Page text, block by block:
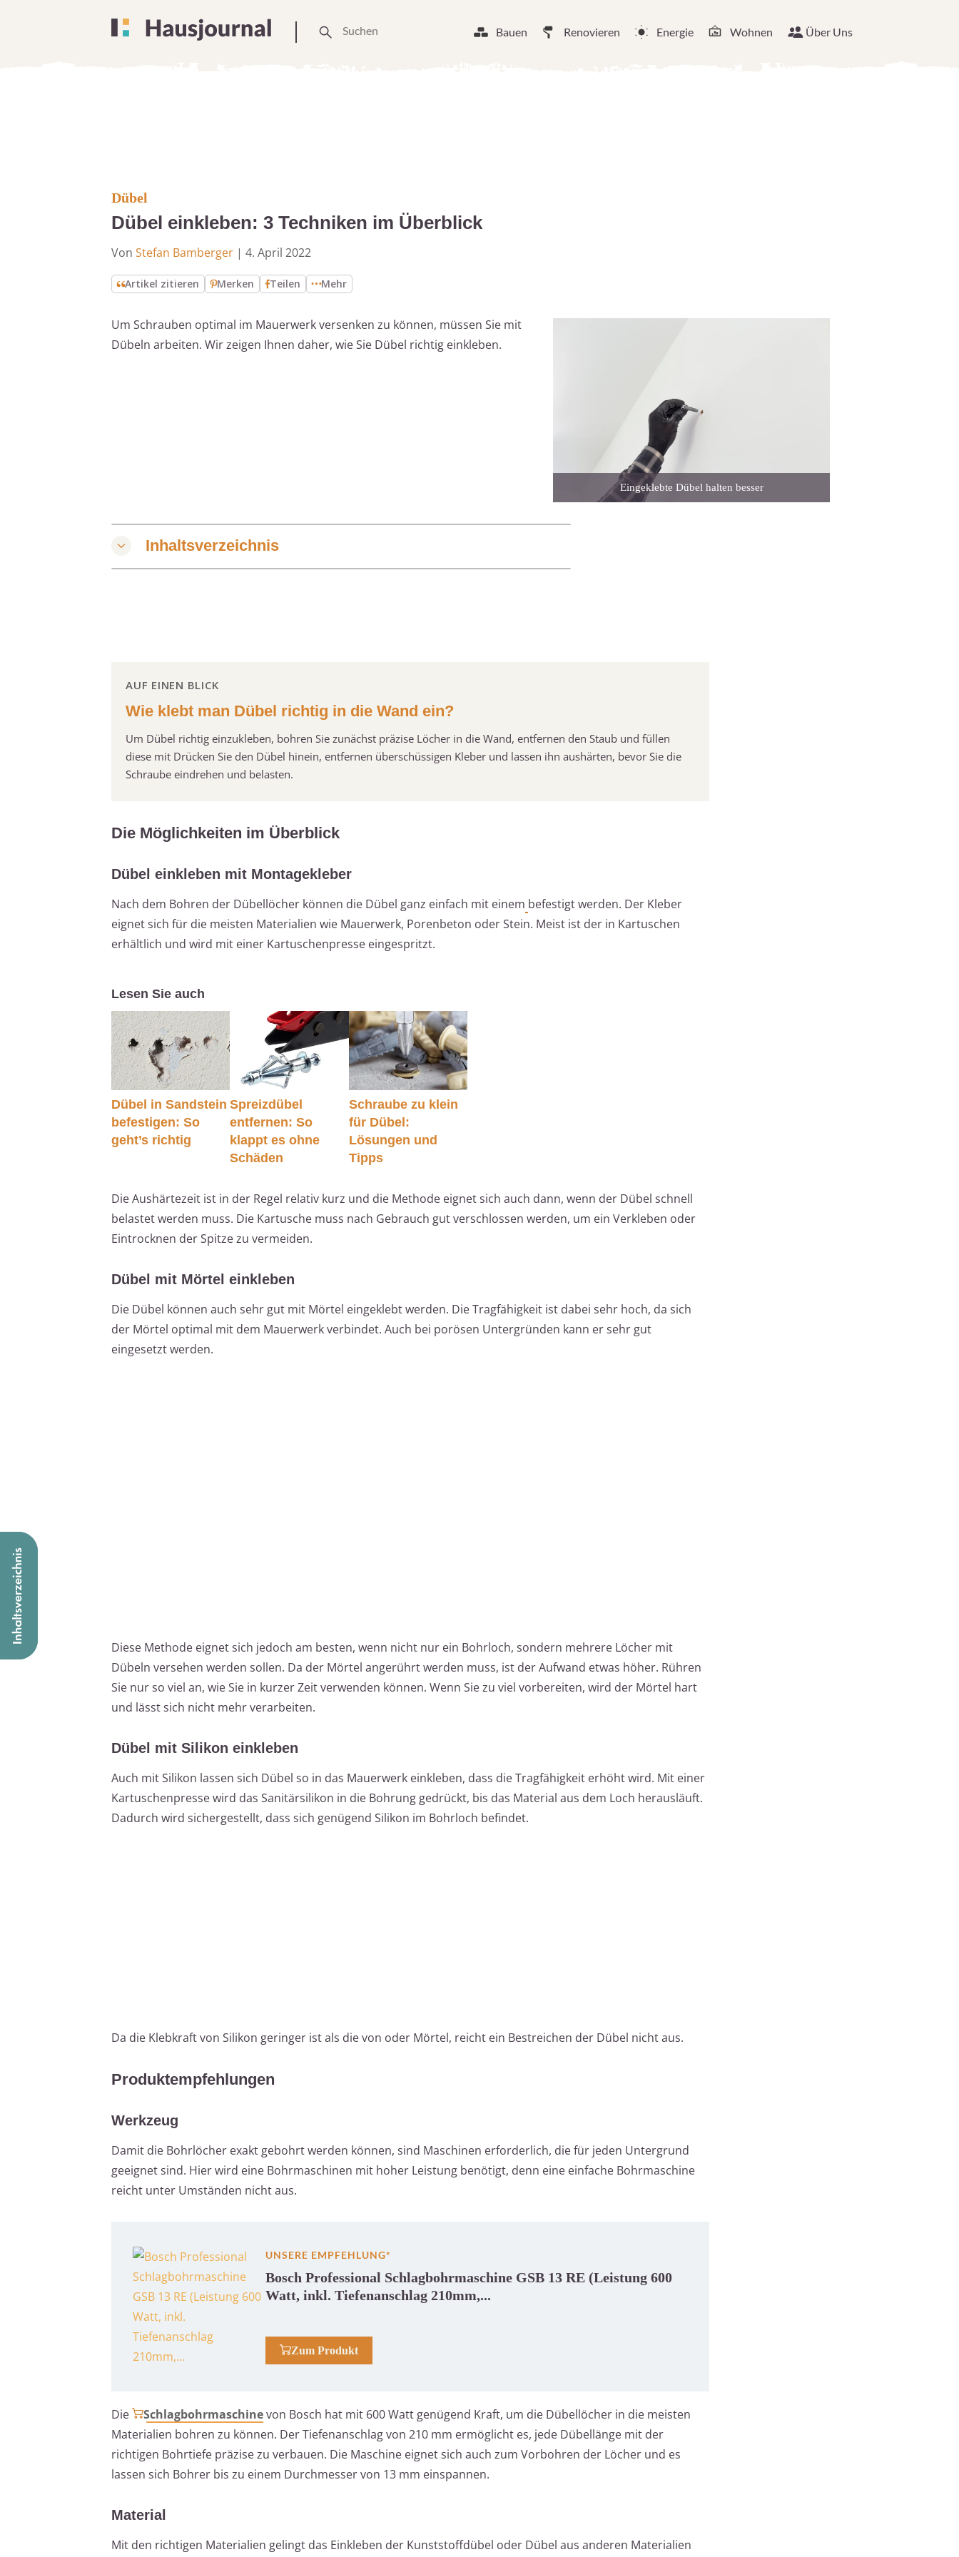
Bauen Renovieren Energie Wohnen Über Uns
Dübel
Dübel einkleben: 3 Techniken im Überblick
Von Stefan Bamberger | 4. April 2022
Artikel zitieren Merken Teilen Mehr
Um Schrauben optimal im Mauerwerk versenken zu können, müssen Sie mit
Dübeln arbeiten. Wir zeigen Ihnen daher, wie Sie Dübel richtig einkleben.
Eingeklebte Dübel halten besser
Inhaltsverzeichnis
AUF EINEN BLICK
Wie klebt man Dübel richtig in die Wand ein?
Um Dübel richtig einzukleben, bohren Sie zunächst präzise Löcher in die Wand, entfernen den Staub und füllen
diese mit Drücken Sie den Dübel hinein, entfernen überschüssigen Kleber und lassen ihn aushärten, bevor Sie die
Schraube eindrehen und belasten.
Die Möglichkeiten im Überblick
Dübel einkleben mit Montagekleber
Nach dem Bohren der Dübellöcher können die Dübel ganz einfach mit einem befestigt werden. Der Kleber
eignet sich für die meisten Materialien wie Mauerwerk, Porenbeton oder Stein. Meist ist der in Kartuschen
erhältlich und wird mit einer Kartuschenpresse eingespritzt.
Lesen Sie auch
Dübel in Sandstein
befestigen: So
geht’s richtig
Spreizdübel
entfernen: So
klappt es ohne
Schäden
Schraube zu klein
für Dübel:
Lösungen und
Tipps
Die Aushärtezeit ist in der Regel relativ kurz und die Methode eignet sich auch dann, wenn der Dübel schnell
belastet werden muss. Die Kartusche muss nach Gebrauch gut verschlossen werden, um ein Verkleben oder
Eintrocknen der Spitze zu vermeiden.
Dübel mit Mörtel einkleben
Die Dübel können auch sehr gut mit Mörtel eingeklebt werden. Die Tragfähigkeit ist dabei sehr hoch, da sich
der Mörtel optimal mit dem Mauerwerk verbindet. Auch bei porösen Untergründen kann er sehr gut
eingesetzt werden.
Diese Methode eignet sich jedoch am besten, wenn nicht nur ein Bohrloch, sondern mehrere Löcher mit
Dübeln versehen werden sollen. Da der Mörtel angerührt werden muss, ist der Aufwand etwas höher. Rühren
Sie nur so viel an, wie Sie in kurzer Zeit verwenden können. Wenn Sie zu viel vorbereiten, wird der Mörtel hart
und lässt sich nicht mehr verarbeiten.
Dübel mit Silikon einkleben
Auch mit Silikon lassen sich Dübel so in das Mauerwerk einkleben, dass die Tragfähigkeit erhöht wird. Mit einer
Kartuschenpresse wird das Sanitärsilikon in die Bohrung gedrückt, bis das Material aus dem Loch herausläuft.
Dadurch wird sichergestellt, dass sich genügend Silikon im Bohrloch befindet.
Da die Klebkraft von Silikon geringer ist als die von oder Mörtel, reicht ein Bestreichen der Dübel nicht aus.
Produktempfehlungen
Werkzeug
Damit die Bohrlöcher exakt gebohrt werden können, sind Maschinen erforderlich, die für jeden Untergrund
geeignet sind. Hier wird eine Bohrmaschinen mit hoher Leistung benötigt, denn eine einfache Bohrmaschine
reicht unter Umständen nicht aus.
UNSERE EMPFEHLUNG*
Bosch Professional Schlagbohrmaschine GSB 13 RE (Leistung 600
Watt, inkl. Tiefenanschlag 210mm,...
Zum Produkt
Die Schlagbohrmaschinevon Bosch hat mit 600 Watt genügend Kraft, um die Dübellöcher in die meisten
Materialien bohren zu können. Der Tiefenanschlag von 210 mm ermöglicht es, jede Dübellänge mit der
richtigen Bohrtiefe präzise zu verbauen. Die Maschine eignet sich auch zum Vorbohren der Löcher und es
lassen sich Bohrer bis zu einem Durchmesser von 13 mm einspannen.
Material
Mit den richtigen Materialien gelingt das Einkleben der Kunststoffdübel oder Dübel aus anderen Materialien